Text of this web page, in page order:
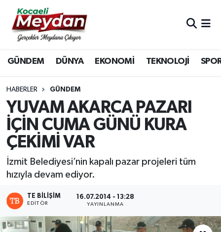
GÜNDEM DÜNYA EKONOMİ TEKNOLOJİ
HABERLER GÜNDEM
YUVAM AKARCA PAZARI
İÇİN CUMA GÜNÜ KURA
ÇEKİMİ VAR
İzmit Belediyesi’nin kapalı pazar projeleri tüm
hızıyla devam ediyor.
TE BILIŞIM
EDITÖR
16.07.2014 - 13:28
YAYINLANMA
Nöbetçi Eczaneler
Hava Durumu
Trafik Durumu
Süper Lig Puan Durumu ve Fikstür
Tüm Manşetler
Son Dakika Haberleri